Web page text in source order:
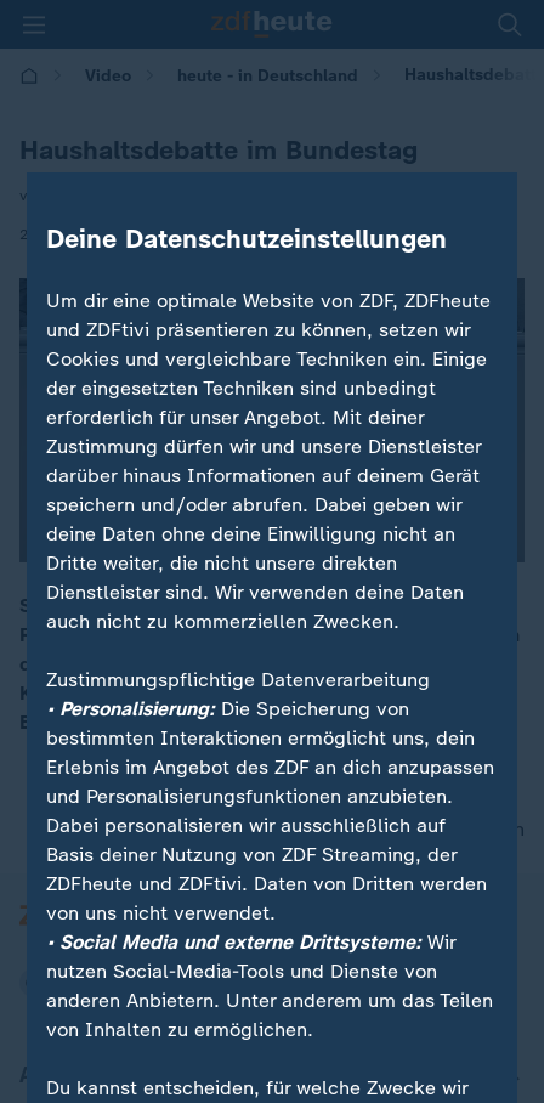
Video heute - in Deutschland
Haushaltsdebatte im Bundestag
von Christiane Hübscher
25.11.2025 | 14:00
Schwarz-Rot plant den Haushalt 2026 mit
Rekordschulden und erntet für den Vorschlag Kritik. In
der Generaldebatte morgen werden neben dem
Kanzler auch die Vorsitzenden der
Bundestagsfraktionen reden.
nach oben
Aktuell bei ZDFheute
Deine Datenschutzeinstellungen
Um dir eine optimale Website von ZDF, ZDFheute
und ZDFtivi präsentieren zu können, setzen wir
Cookies und vergleichbare Techniken ein. Einige
der eingesetzten Techniken sind unbedingt
erforderlich für unser Angebot. Mit deiner
Zustimmung dürfen wir und unsere Dienstleister
darüber hinaus Informationen auf deinem Gerät
speichern und/oder abrufen. Dabei geben wir
deine Daten ohne deine Einwilligung nicht an
Dritte weiter, die nicht unsere direkten
Dienstleister sind. Wir verwenden deine Daten
auch nicht zu kommerziellen Zwecken.
Zustimmungspflichtige Datenverarbeitung
• Personalisierung:Die Speicherung von
bestimmten Interaktionen ermöglicht uns, dein
Erlebnis im Angebot des ZDF an dich anzupassen
und Personalisierungsfunktionen anzubieten.
Dabei personalisieren wir ausschließlich auf
Basis deiner Nutzung von ZDF Streaming, der
ZDFheute und ZDFtivi. Daten von Dritten werden
von uns nicht verwendet.
• Social Media und externe Drittsysteme:Wir
nutzen Social-Media-Tools und Dienste von
anderen Anbietern. Unter anderem um das Teilen
von Inhalten zu ermöglichen.
Du kannst entscheiden, für welche Zwecke wir